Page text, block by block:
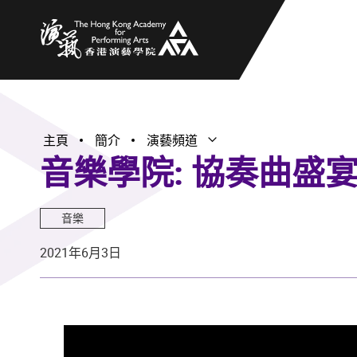
主頁 簡介 演藝頻道 打開子選單
關閉子選單
音樂學院: 協奏曲盛
音樂
2021年6月3日